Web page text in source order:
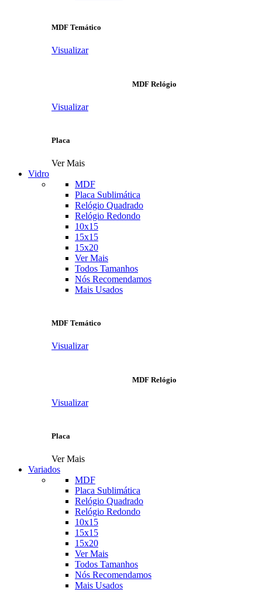
MDF Temático
Visualizar
MDF Relógio
Visualizar
Placa
Ver Mais
Vidro
MDF
Placa Sublimática
Relógio Quadrado
Relógio Redondo
10x15
15x15
15x20
Ver Mais
Todos Tamanhos
Nós Recomendamos
Mais Usados
MDF Temático
Visualizar
MDF Relógio
Visualizar
Placa
Ver Mais
Variados
MDF
Placa Sublimática
Relógio Quadrado
Relógio Redondo
10x15
15x15
15x20
Ver Mais
Todos Tamanhos
Nós Recomendamos
Mais Usados